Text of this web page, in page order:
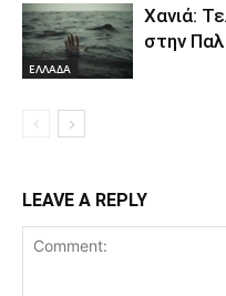
ΕΛΛΑΔΑ
Χανιά:
στην
LEAVE A REPLY